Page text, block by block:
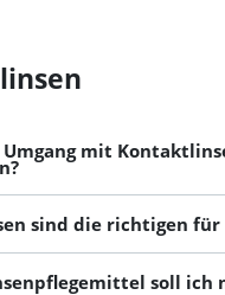
Umgang mit
sind die richtigen für
soll ich